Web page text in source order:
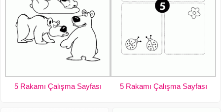
5 Rakamı Çalışma Sayfası 5 Rakamı Çalışma Sayfası